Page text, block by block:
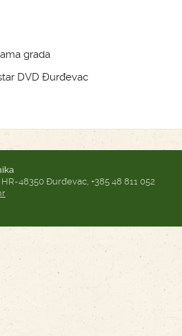
grada
DVD Đurđevac
48350 Đurđevac, +385 48 811 052